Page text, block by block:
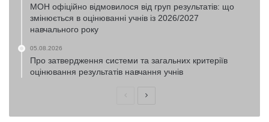
МОН офіційно відмовилося від груп результатів: що
змінюється в оцінюванні учнів із 2026/2027
навчального року
05.08.2026
Про затвердження системи та загальних критеріїв
оцінювання результатів навчання учнів
ПопередняНаступна